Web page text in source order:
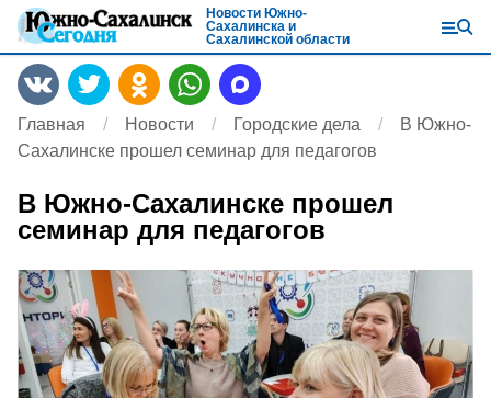
Новости Южно-
Сахалинска и
Сахалинской области
Главная Новости Городские дела
В Южно-
Сахалинске прошел семинар для педагогов
В Южно-Сахалинске прошел
семинар для педагогов